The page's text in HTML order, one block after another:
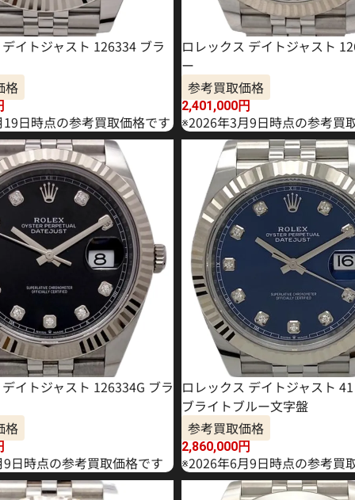
イトジャスト 126334 ブラ
格
日時点の参考買取価格です
ロレックス デイトジャスト
ー
参考買取価格
2,401,000円
※2026年3月9日時点の参考買
イトジャスト 126334G ブラ
格
日時点の参考買取価格です
ロレックス デイトジャスト
ブライトブルー文字盤
参考買取価格
2,860,000円
※2026年6月9日時点の参考買